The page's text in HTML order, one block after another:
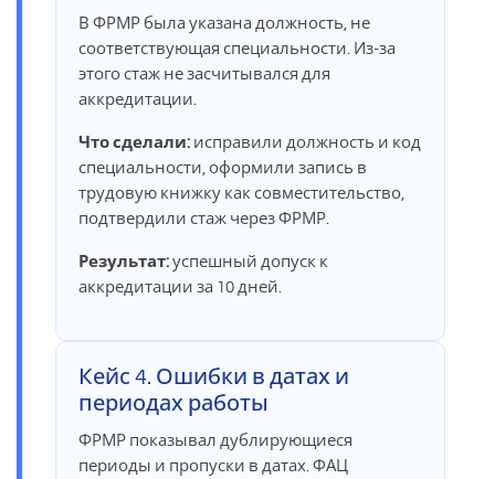
В ФРМР была указана должность, не
соответствующая специальности. Из-за
этого стаж не засчитывался для
аккредитации.
Что сделали: исправили должность и код
специальности, оформили запись в
трудовую книжку как совместительство,
подтвердили стаж через ФРМР.
Результат: успешный допуск к
аккредитации за 10 дней.
Кейс 4. Ошибки в датах и
периодах работы
ФРМР показывал дублирующиеся
периоды и пропуски в датах. ФАЦ